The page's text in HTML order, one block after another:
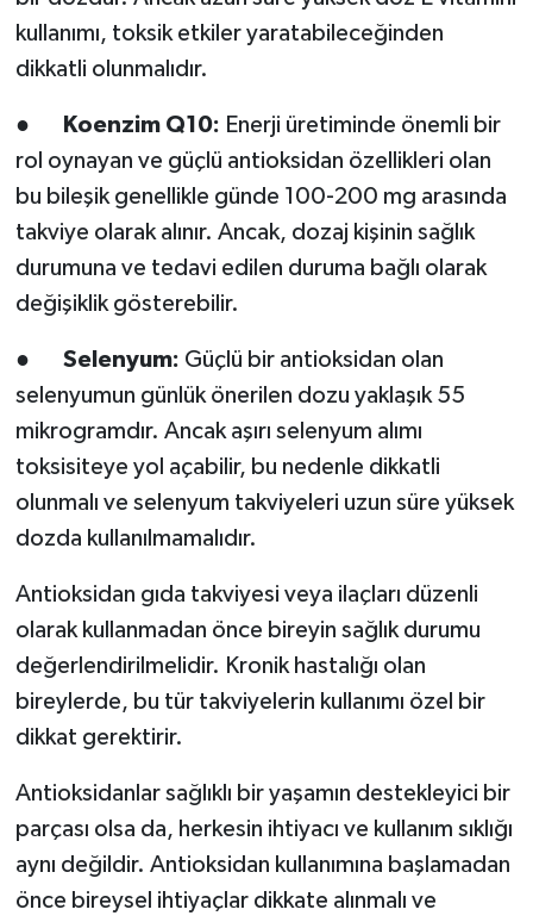
kullanımı, toksik etkiler yaratabileceğinden
dikkatli olunmalıdır.
● Koenzim Q10: Enerji üretiminde önemli bir
rol oynayan ve güçlü antioksidan özellikleri olan
bu bileşik genellikle günde 100-200 mg arasında
takviye olarak alınır. Ancak, dozaj kişinin sağlık
durumuna ve tedavi edilen duruma bağlı olarak
değişiklik gösterebilir.
● Selenyum: Güçlü bir antioksidan olan
selenyumun günlük önerilen dozu yaklaşık 55
mikrogramdır. Ancak aşırı selenyum alımı
toksisiteye yol açabilir, bu nedenle dikkatli
olunmalı ve selenyum takviyeleri uzun süre yüksek
dozda kullanılmamalıdır.
Antioksidan gıda takviyesi veya ilaçları düzenli
olarak kullanmadan önce bireyin sağlık durumu
değerlendirilmelidir. Kronik hastalığı olan
bireylerde, bu tür takviyelerin kullanımı özel bir
dikkat gerektirir.
Antioksidanlar sağlıklı bir yaşamın destekleyici bir
parçası olsa da, herkesin ihtiyacı ve kullanım sıklığı
aynı değildir. Antioksidan kullanımına başlamadan
önce bireysel ihtiyaçlar dikkate alınmalı ve